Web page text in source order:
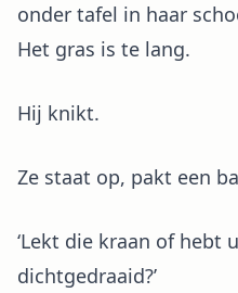
onder tafel in haar
Het gras is te lang.
Hij knikt.
Ze staat op, pakt een
‘Lekt die kraan of hebt
dichtgedraaid?’